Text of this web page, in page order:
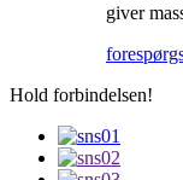
giver
Hold forbindelsen!